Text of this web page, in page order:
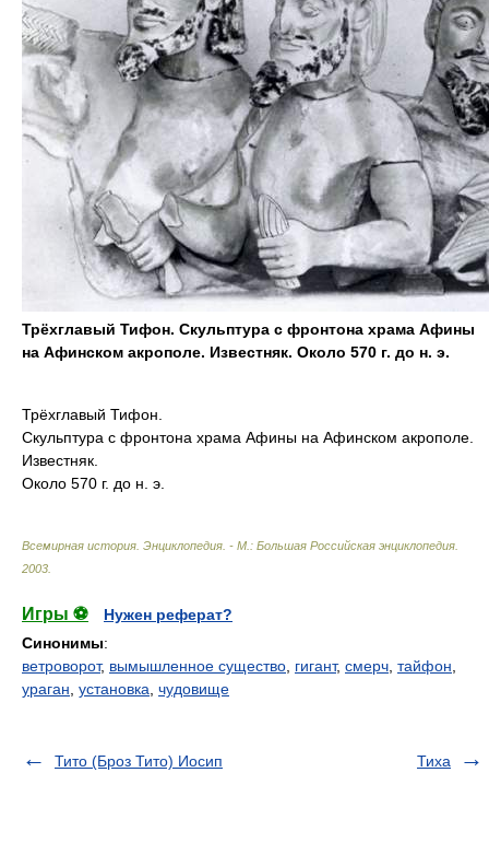
Трёхглавый Тифон. Скульптура с фронтона храма Афины
на Афинском акрополе. Известняк. Около 570 г. до н. э.
Трёхглавый Тифон.
Скульптура с фронтона храма Афины на Афинском акрополе.
Известняк.
Около 570 г. до н. э.
Всемирная история. Энциклопедия. - М.: Большая Российская энциклопедия
2003
Игры ⚽
Нужен реферат?
Синонимы:
ветроворот, вымышленное существо гигант, смерч тайфон
ураган установка чудовище
Тито (Броз Тито) Иосип Тиха